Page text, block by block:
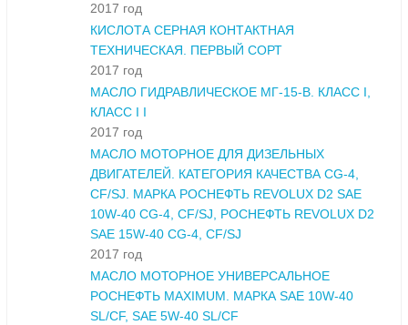
2017 год
КИСЛОТА СЕРНАЯ КОНТАКТНАЯ
ТЕХНИЧЕСКАЯ. ПЕРВЫЙ СОРТ
2017 год
МАСЛО ГИДРАВЛИЧЕСКОЕ МГ-15-В. КЛАСС I,
КЛАСС I I
2017 год
МАСЛО МОТОРНОЕ ДЛЯ ДИЗЕЛЬНЫХ
ДВИГАТЕЛЕЙ. КАТЕГОРИЯ КАЧЕСТВА CG-4,
CF/SJ. МАРКА РОСНЕФТЬ REVOLUX D2 SAE
10W-40 CG-4, CF/SJ, РОСНЕФТЬ REVOLUX D2
SAE 15W-40 CG-4, CF/SJ
2017 год
МАСЛО МОТОРНОЕ УНИВЕРСАЛЬНОЕ
РОСНЕФТЬ MAXIMUM. МАРКА SAE 10W-40
SL/CF, SAE 5W-40 SL/CF